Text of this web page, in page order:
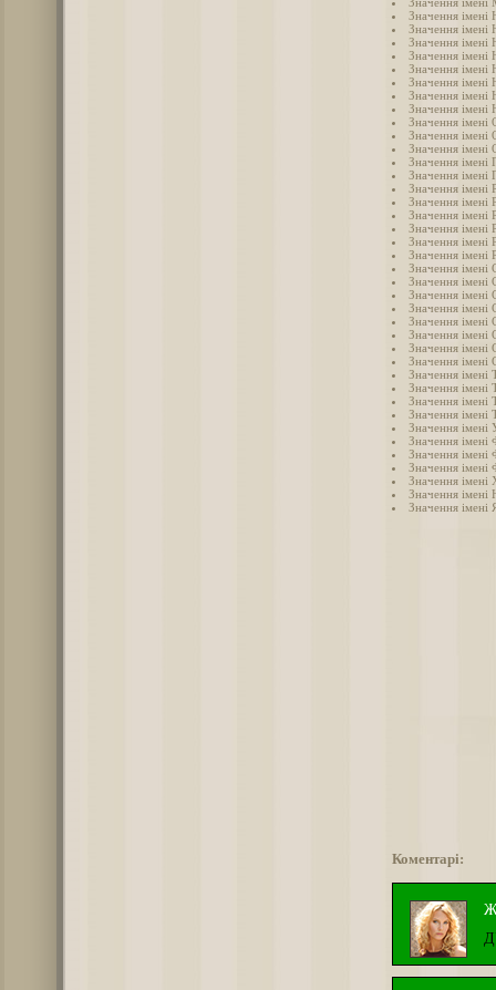
Значення імені
Значення імені
Значення імені
Значення імені
Значення імені
Значення імені
Значення імені
Значення імені
Значення імені
Значення імені
Значення імені
Значення імені
Значення імені
Значення імені
Значення імені
Значення імені
Значення імені
Значення імені
Значення імені
Значення імені
Значення імені
Значення імені
Значення імені
Значення імені
Значення імені
Значення імені
Значення імені
Значення імені
Значення імені
Значення імені
Значення імені
Значення імені
Значення імені
Значення імені
Значення імені
Значення імені
Значення імені
Значення імені
Коментарі: